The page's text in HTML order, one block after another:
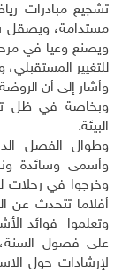
تشجيع مبادرات
مستدامة، ويصقل
ويصنع وعيا في
للتغيير
وأشار إلى أن
وبخاصة في ظل
البيئة.
وطوال الفصل
وأسمى وسائدة
وخرجوا في رحلات
أفلاما تتحدث عن
وتعلموا فوائد
على فصول السنة،
لإرشادات حول